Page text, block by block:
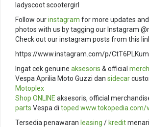
ladyscoot scootergirl
Follow ourinstagram for more updates
photos with us by tagging our Instagram
Check out our instagram posts from this
https://www.instagram.com/p/
Ingat cek genuine aksesoris & official
Vespa Aprilia Moto Guzzi dan sidecar
Motoplex
Shop ONLINE aksesoris, official
parts Vespa di toped www.tokopedia.com/
Tersedia penawaran leasing / kredit